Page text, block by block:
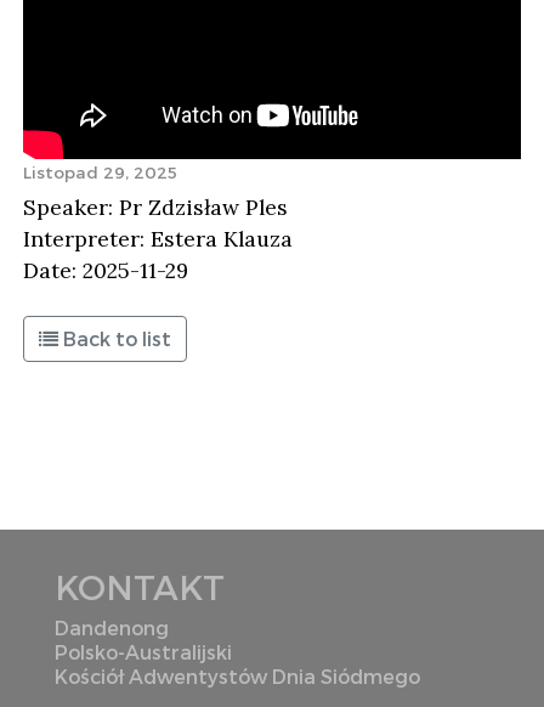
Listopad 29, 2025
Speaker: Pr Zdzisław Ples
Interpreter: Estera Klauza
Date: 2025-11-29
Back to list
KONTAKT
Dandenong
Polsko-Australijski
Kościół Adwentystów Dnia Siódmego